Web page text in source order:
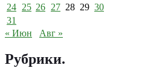
24 25 26 27 28 29 30
31
« Июн
Авг »
Рубрики.